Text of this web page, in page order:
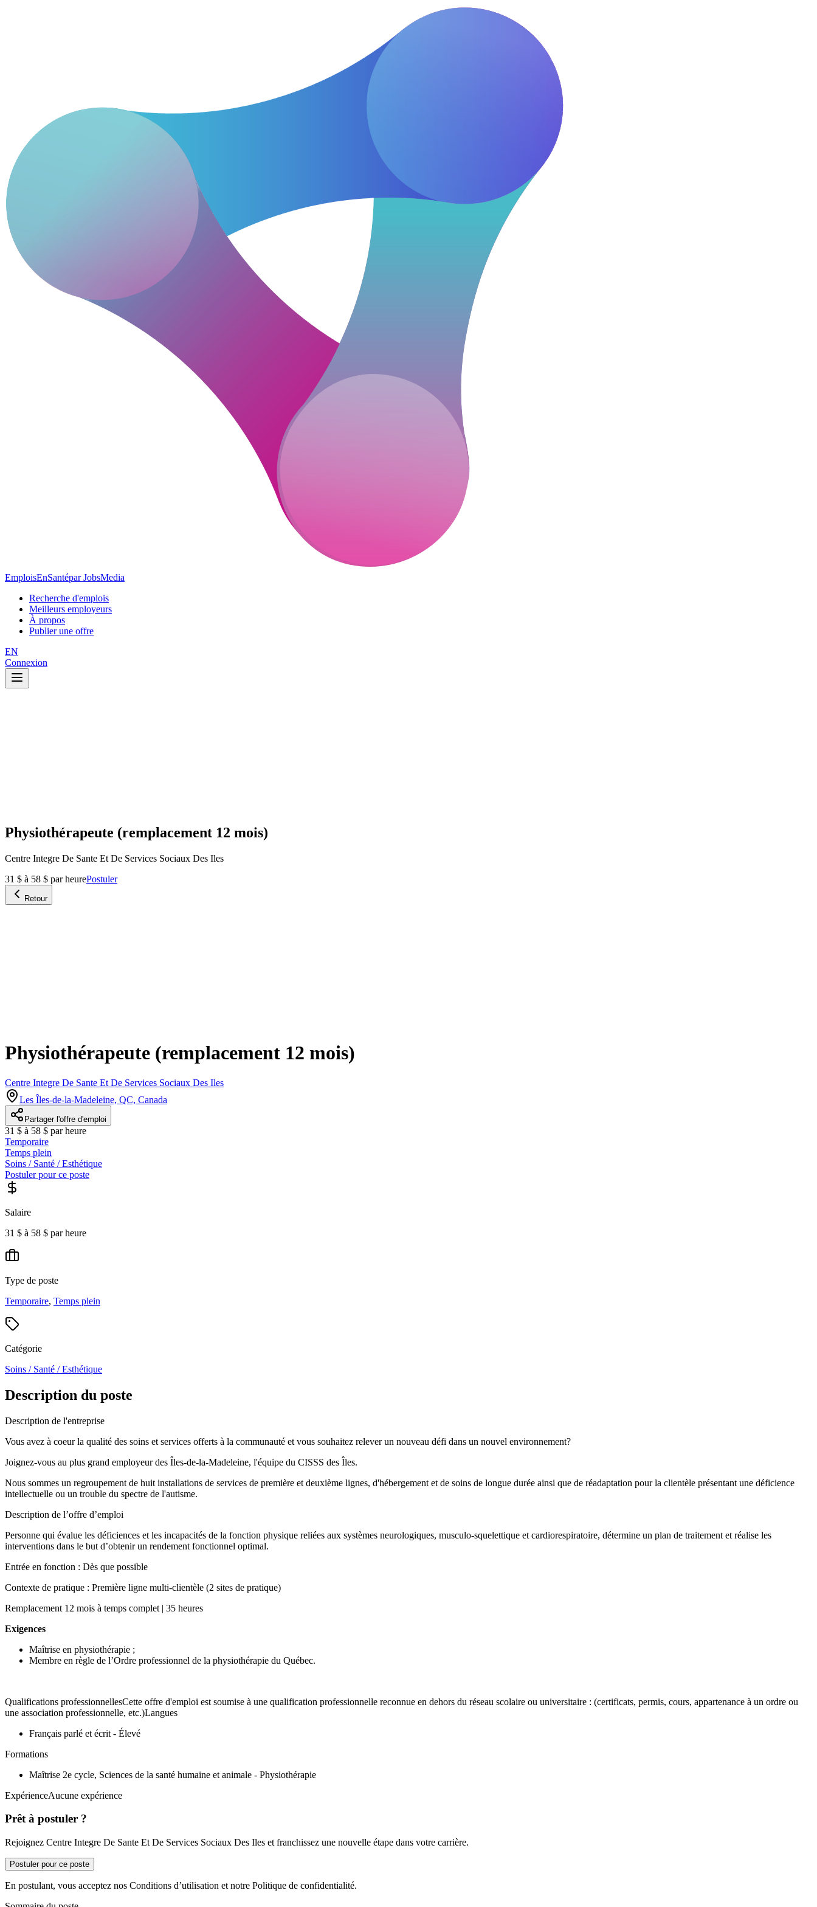
EmploisEnSantépar JobsMedia
Recherche d'emplois
Meilleurs employeurs
À propos
Publier une offre
EN
Connexion
Physiothérapeute (remplacement 12 mois)
Centre Integre De Sante Et De Services Sociaux Des Iles
31 $ à 58 $ par heurePostuler
Retour
Physiothérapeute (remplacement 12 mois)
Centre Integre De Sante Et De Services Sociaux Des Iles
Les Îles-de-la-Madeleine, QC, Canada
Partager l'offre d'emploi
31 $ à 58 $ par heure
Temporaire
Temps plein
Soins / Santé / Esthétique
Postuler pour ce poste
Salaire
31 $ à 58 $ par heure
Type de poste
Temporaire, Temps plein
Catégorie
Soins / Santé / Esthétique
Description du poste
Description de l'entreprise
Vous avez à coeur la qualité des soins et services offerts à la communauté et vous souhaitez relever un nouveau défi dans un nouvel environnement?
Joignez-vous au plus grand employeur des Îles-de-la-Madeleine, l'équipe du CISSS des Îles.
Nous sommes un regroupement de huit installations de services de première et deuxième lignes, d'hébergement et de soins de longue durée ainsi que de réadaptation pour la clientèle présentant une déficience
intellectuelle ou un trouble du spectre de l'autisme.
Description de l’offre d’emploi
Personne qui évalue les déficiences et les incapacités de la fonction physique reliées aux systèmes neurologiques, musculo-squelettique et cardiorespiratoire, détermine un plan de traitement et réalise les
interventions dans le but d’obtenir un rendement fonctionnel optimal.
Entrée en fonction : Dès que possible
Contexte de pratique : Première ligne multi-clientèle (2 sites de pratique)
Remplacement 12 mois à temps complet | 35 heures
Exigences
Maîtrise en physiothérapie ;
Membre en règle de l’Ordre professionnel de la physiothérapie du Québec.
Qualifications professionnellesCette offre d'emploi est soumise à une qualification professionnelle reconnue en dehors du réseau scolaire ou universitaire : (certificats, permis, cours, appartenance à un ordre ou
une association professionnelle, etc.)Langues
Français parlé et écrit - Élevé
Formations
Maîtrise 2e cycle, Sciences de la santé humaine et animale - Physiothérapie
ExpérienceAucune expérience
Prêt à postuler ?
Rejoignez Centre Integre De Sante Et De Services Sociaux Des Iles et franchissez une nouvelle étape dans votre carrière.
Postuler pour ce poste
En postulant, vous acceptez nos Conditions d’utilisation et notre Politique de confidentialité.